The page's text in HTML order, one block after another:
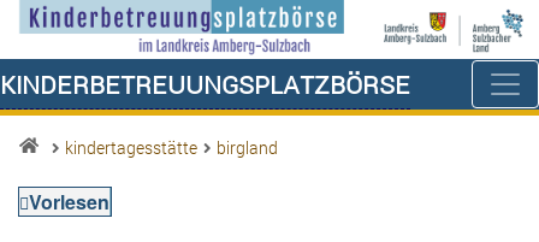
Kinderbetreuungsplatzbörse
kindertagesstätte birgland
Vorlesen